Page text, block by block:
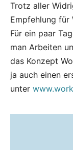
Trotz aller
Empfehlung für
Für ein paar
man Arbeiten
das Konzept
ja auch einen
unter